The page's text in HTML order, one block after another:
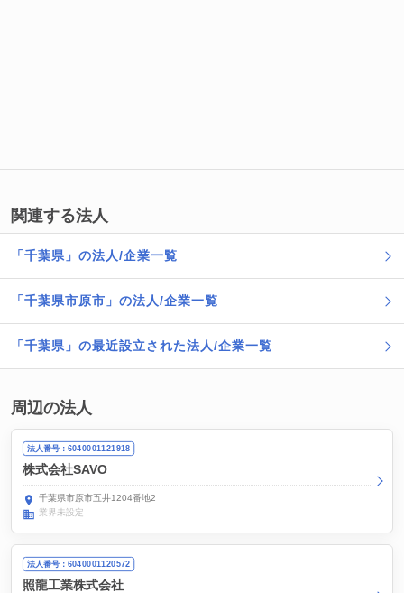
関連する法人
「千葉県」の法人/企業一覧
「千葉県市原市」の法人/企業一覧
「千葉県」の最近設立された法人/企業一覧
周辺の法人
法人番号：6040001121918
株式会社SAVO
千葉県市原市五井1204番地2
業界未設定
法人番号：6040001120572
照龍工業株式会社